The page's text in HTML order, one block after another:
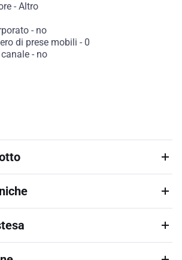
- Altro
- no
di prese mobili - 0
- no